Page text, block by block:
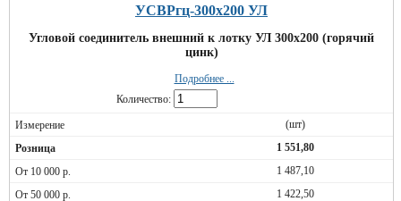
УСВРгц-300х200 УЛ
Угловой соединитель внешний к лотку УЛ 300х200 (горячий
цинк)
Подробнее ...
Количество:
(шт)
1 551,80
1 487,10
1 422,50